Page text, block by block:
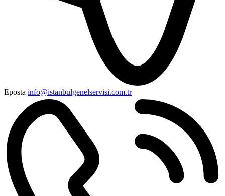
Eposta info@istanbulgenelservisi.com.tr